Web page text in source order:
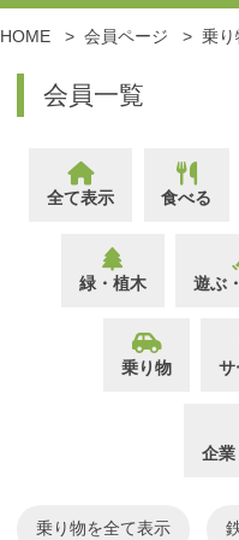
HOME > 会員ページ > 乗り
会員一覧
全て表示 食べる
緑・植木 遊ぶ
乗り物 サ
企業
乗り物